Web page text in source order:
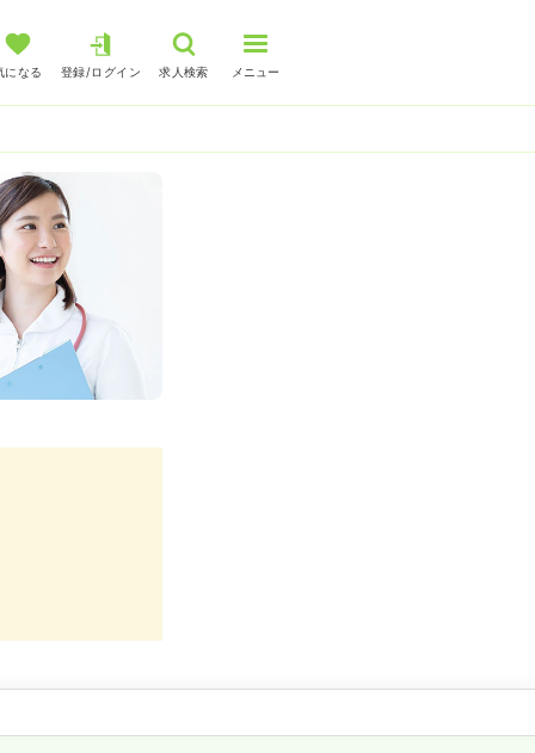
になる 登録/ログイン 求人検索 メニュー